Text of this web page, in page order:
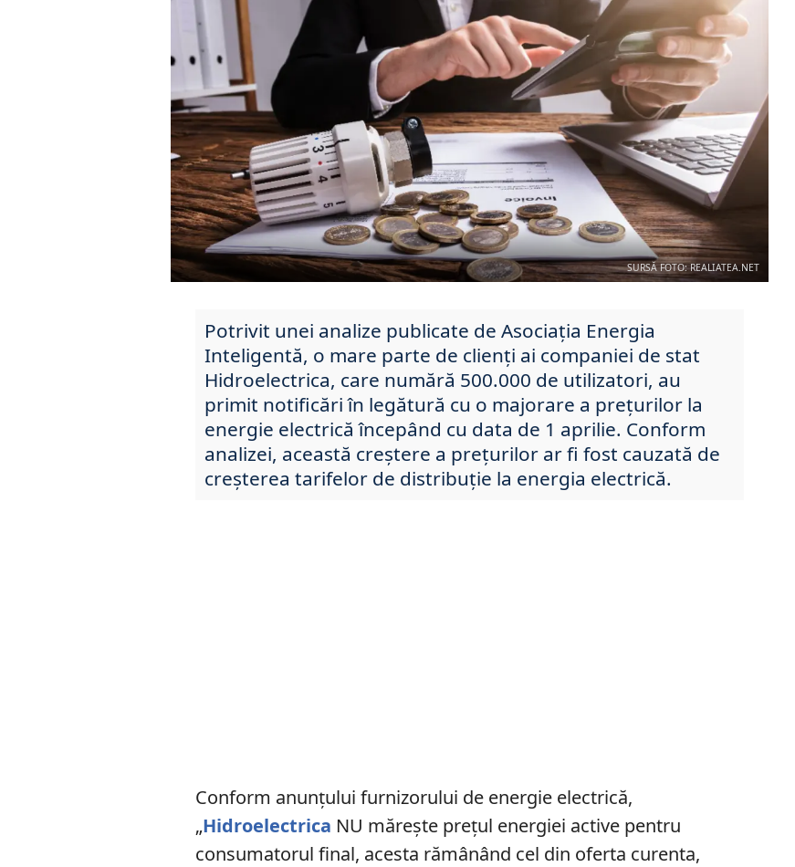
SURSĂ FOTO: REALIATEA.NET
Potrivit unei analize publicate de Asociația Energia
Inteligentă, o mare parte de clienți ai companiei de stat
Hidroelectrica, care numără 500.000 de utilizatori, au
primit notificări în legătură cu o majorare a prețurilor la
energie electrică începând cu data de 1 aprilie. Conform
analizei, această creștere a prețurilor ar fi fost cauzată de
creșterea tarifelor de distribuție la energia electrică.
Conform anunțului furnizorului de energie electrică,
„Hidroelectrica NU mărește prețul energiei active pentru
consumatorul final, acesta rămânând cel din oferta curenta,